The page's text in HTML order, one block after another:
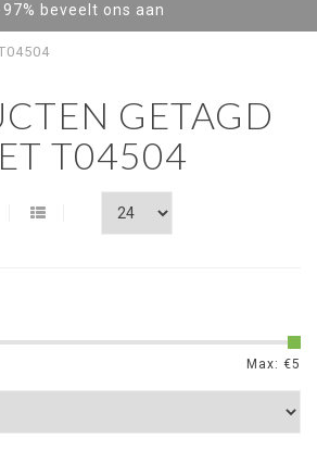
97% beveelt ons aan
GETAGD
T04504
Max: €5